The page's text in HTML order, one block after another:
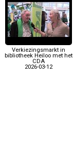
Verkiezingsmarkt in
bibliotheek Heiloo met het
CDA
2026-03-12